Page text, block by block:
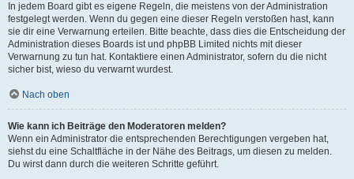
In jedem Board gibt es eigene Regeln, die meistens von der Administration
festgelegt werden. Wenn du gegen eine dieser Regeln verstoßen hast, kann
sie dir eine Verwarnung erteilen. Bitte beachte, dass dies die Entscheidung der
Administration dieses Boards ist und phpBB Limited nichts mit dieser
Verwarnung zu tun hat. Kontaktiere einen Administrator, sofern du die nicht
sicher bist, wieso du verwarnt wurdest.
Nach oben
Wie kann ich Beiträge den Moderatoren melden?
Wenn ein Administrator die entsprechenden Berechtigungen vergeben hat,
siehst du eine Schaltfläche in der Nähe des Beitrags, um diesen zu melden.
Du wirst dann durch die weiteren Schritte geführt.